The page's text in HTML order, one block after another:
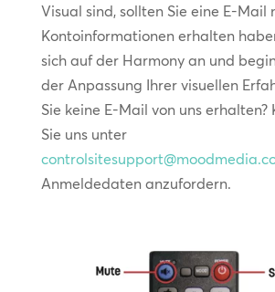
Visual sind, sollten Sie eine E-Mail
Kontoinformationen erhalten
sich auf der Harmony an und
der Anpassung Ihrer visuellen
Sie keine E-Mail von uns
Sie uns unter
Anmeldedaten anzufordern.